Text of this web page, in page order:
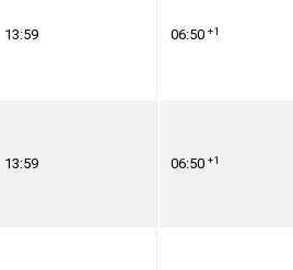
13:59 06:50 +1
13:59 06:50 +1